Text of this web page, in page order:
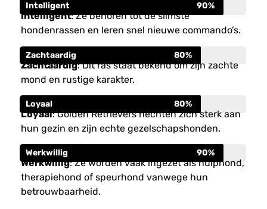
Intelligent 90%
Intelligent: Ze behoren tot de slimste
hondenrassen en leren snel nieuwe commando’s.
Zachtaardig 80%
Zachtaardig: Dit ras staat bekend om zijn zachte
mond en rustige karakter.
Loyaal 80%
Loyaal: Golden Retrievers hechten zich sterk aan
hun gezin en zijn echte gezelschapshonden.
Werkwillig 90%
Werkwillig: Ze worden vaak ingezet als hulphond,
therapiehond of speurhond vanwege hun
betrouwbaarheid.